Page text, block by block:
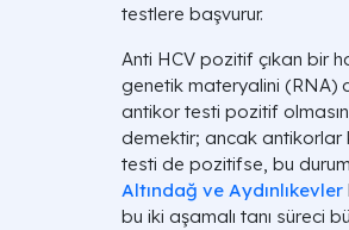
testlere başvurur.
Anti HCV pozitif çıkan bir
genetik materyalini (RNA)
antikor testi pozitif
demektir; ancak antikorlar
testi de pozitifse, bu durum
Altındağ ve Aydınlıkevler
bu iki aşamalı tanı süreci